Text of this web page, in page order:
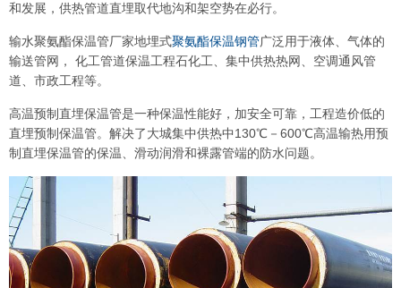
和发展，供热管道直埋取代地沟和架空势在必行。
输水聚氨酯保温管厂家地埋式聚氨酯保温钢管广泛用于液体、气体的
输送管网， 化工管道保温工程石化工、集中供热热网、空调通风管
道、市政工程等。
高温预制直埋保温管是一种保温性能好，加安全可靠，工程造价低的
直埋预制保温管。解决了大城集中供热中130℃－600℃高温输热用预
制直埋保温管的保温、滑动润滑和裸露管端的防水问题。